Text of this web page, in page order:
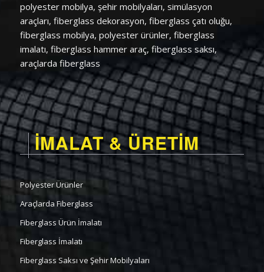
polyester mobilya, şehir mobilyaları, simülasyon
araçları, fiberglass dekorasyon, fiberglass çatı oluğu,
fiberglass mobilya, polyester ürünler, fiberglass
imalatı, fiberglass hammer araç, fiberglass saksı,
araçlarda fiberglass
İMALAT & ÜRETİM
Polyester Ürünler
Araçlarda Fiberglass
Fiberglass Ürün İmalatı
Fiberglass İmalatı
Fiberglass Saksı ve Şehir Mobilyaları